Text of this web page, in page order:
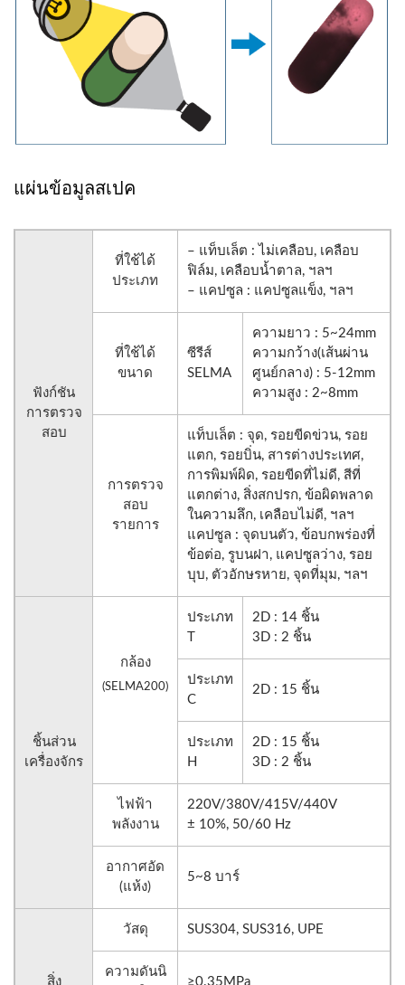
แผ่นข้อมูลสเปค
ฟังก์ชัน
การตรวจ
สอบ
ที่ใช้ได้
ประเภท
– แท็บเล็ต : ไม่เคลือบ, เคลือบ
ฟิล์ม, เคลือบน้ำตาล, ฯลฯ
– แคปซูล : แคปซูลแข็ง, ฯลฯ
ที่ใช้ได้
ขนาด
ซีรีส์
SELMA
ความยาว : 5~24mm
ความกว้าง(เส้นผ่าน
ศูนย์กลาง) : 5-12mm
ความสูง : 2~8mm
การตรวจ
สอบ
รายการ
แท็บเล็ต : จุด, รอยขีดข่วน, รอย
แตก, รอยบิ่น, สารต่างประเทศ,
การพิมพ์ผิด, รอยขีดที่ไม่ดี, สีที่
แตกต่าง, สิ่งสกปรก, ข้อผิดพลาด
ในความลึก, เคลือบไม่ดี, ฯลฯ
แคปซูล : จุดบนตัว, ข้อบกพร่องที่
ข้อต่อ, รูบนฝา, แคปซูลว่าง, รอย
บุบ, ตัวอักษรหาย, จุดที่มุม, ฯลฯ
ชิ้นส่วน
เครื่องจักร
กล้อง
(SELMA200)
ประเภท
2D : 14 ชิ้น
3D : 2 ชิ้น
ประเภท
C
2D : 15 ชิ้น
ประเภท
H
2D : 15 ชิ้น
3D : 2 ชิ้น
ไฟฟ้า
พลังงาน
220V/380V/415V/440V
± 10%, 50/60 Hz
อากาศอัด
(แห้ง)
5~8 บาร์
สิ่ง
วัสดุ SUS304, SUS316, UPE
ความดันนิ
≥0.35MPa